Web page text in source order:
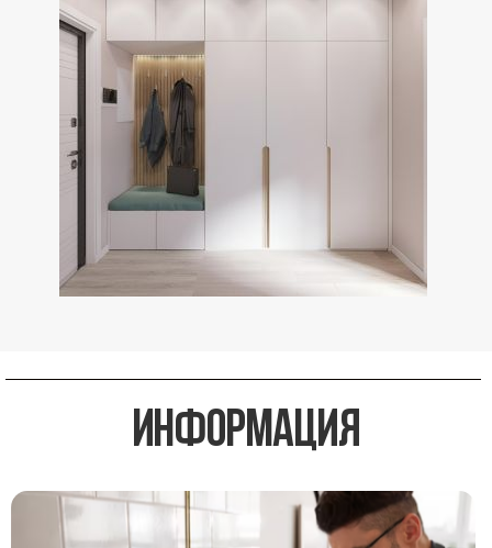
информация